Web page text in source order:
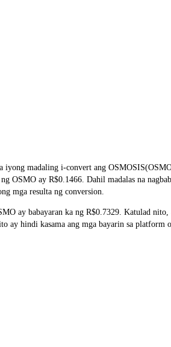
madaling i-convert ang
OSMO ay R$0.1466. Dahil madalas na
mga resulta ng conversion.
ay babayaran ka ng R$0.7329. Katulad
ay hindi kasama ang mga bayarin sa platform